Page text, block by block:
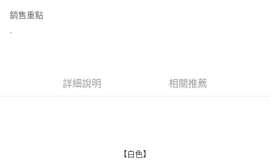
街口支付
悠遊付
AFTEE先享後付
２．便利：只要手機號碼，簡訊認證，即可結帳。
３．安心：先確認商品／服務後，再付款。
銷售重點
詳細說明 相關推薦
【白色】